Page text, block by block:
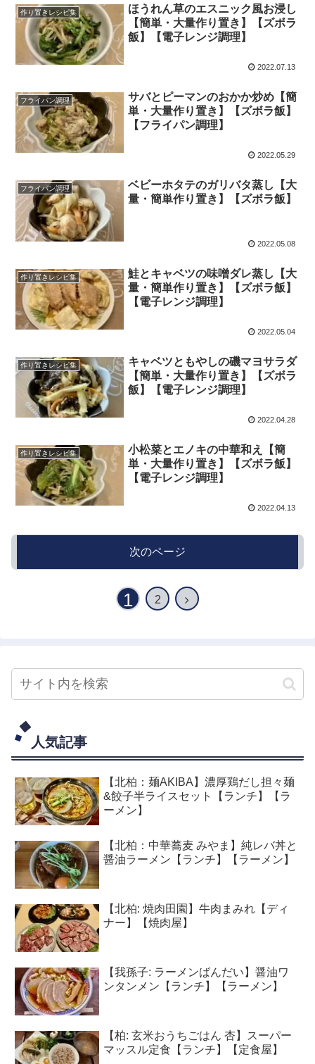
作り置きレシピ集
ほうれん草のエスニック風お浸し
【簡単・大量作り置き】【ズボラ
飯】【電子レンジ調理】
2022.07.13
フライパン調理
サバとピーマンのおかか炒め【簡
単・大量作り置き】【ズボラ飯】
【フライパン調理】
2022.05.29
フライパン調理
ベビーホタテのガリバタ蒸し【大
量・簡単作り置き】【ズボラ飯】
2022.05.08
作り置きレシピ集
鮭とキャベツの味噌ダレ蒸し【大
量・簡単作り置き】【ズボラ飯】
【電子レンジ調理】
2022.05.04
作り置きレシピ集
キャベツともやしの磯マヨサラダ
【簡単・大量作り置き】【ズボラ
飯】【電子レンジ調理】
2022.04.28
作り置きレシピ集
小松菜とエノキの中華和え【簡
単・大量作り置き】【ズボラ飯】
【電子レンジ調理】
2022.04.13
次のページ
1 2
人気記事
【北柏：麺AKIBA】濃厚鶏だし担々麺
&餃子半ライスセット【ランチ】【ラ
ーメン】
【北柏：中華蕎麦 みやま】純レバ丼と
醤油ラーメン【ランチ】【ラーメン】
【北柏: 焼肉田園】牛肉まみれ【ディ
ナー】【焼肉屋】
【我孫子: ラーメンばんだい】醤油ワ
ンタンメン【ランチ】【ラーメン】
【柏: 玄米おうちごはん 杏】スーパー
マッスル定食【ランチ】【定食屋】